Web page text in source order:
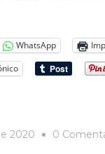
WhatsApp
2020 0